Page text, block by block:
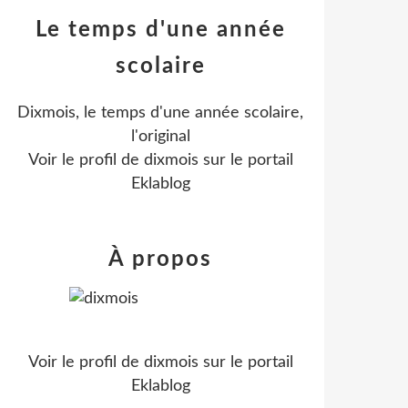
Le temps d'une année
scolaire
Dixmois, le temps d'une année scolaire,
l'original
Voir le profil de dixmois sur le portail
Eklablog
À propos
Voir le profil de dixmois sur le portail
Eklablog